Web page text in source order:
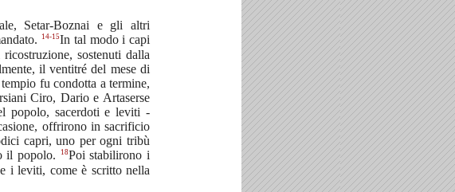
Setar-Boznai e gli altri
14-15In tal modo i capi
sostenuti dalla
il ventitré del mese di
fu condotta a termine,
Ciro, Dario e Artaserse
popolo, sacerdoti e leviti -
offrirono in sacrificio
capri, uno per ogni tribù
il popolo.
18Poi stabilirono i
i leviti, come è scritto nella